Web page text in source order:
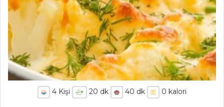
4 Kişi 20 dk 40 dk 0 kalori